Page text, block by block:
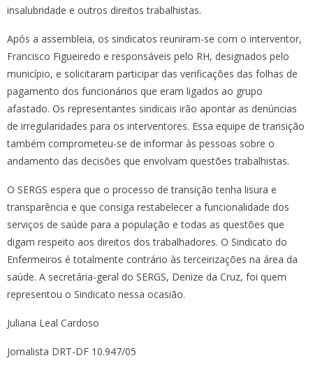
insalubridade e outros direitos trabalhistas.
Após a assembleia, os sindicatos reuniram-se com o interventor,
Francisco Figueiredo e responsáveis pelo RH, designados pelo
município, e solicitaram participar das verificações das folhas de
pagamento dos funcionários que eram ligados ao grupo
afastado. Os representantes sindicais irão apontar as denúncias
de irregularidades para os interventores. Essa equipe de transição
também comprometeu-se de informar às pessoas sobre o
andamento das decisões que envolvam questões trabalhistas.
O SERGS espera que o processo de transição tenha lisura e
transparência e que consiga restabelecer a funcionalidade dos
serviços de saúde para a população e todas as questões que
digam respeito aos direitos dos trabalhadores. O Sindicato do
Enfermeiros é totalmente contrário às terceirizações na área da
saúde. A secretária-geral do SERGS, Denize da Cruz, foi quem
representou o Sindicato nessa ocasião.
Juliana Leal Cardoso
Jornalista DRT-DF 10.947/05